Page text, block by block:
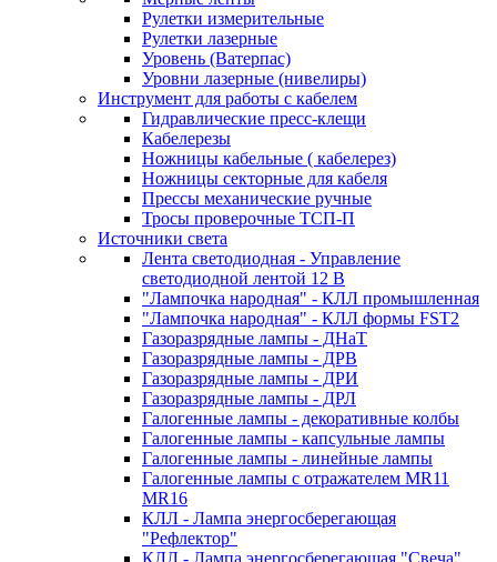
Рулетки измерительные
Рулетки лазерные
Уровень (Ватерпас)
Уровни лазерные (нивелиры)
Инструмент для работы с кабелем
Гидравлические пресс-клещи
Кабелерезы
Ножницы кабельные ( кабелерез)
Ножницы секторные для кабеля
Прессы механические ручные
Тросы проверочные ТСП-П
Источники света
Лента светодиодная - Управление
светодиодной лентой 12 В
"Лампочка народная" - КЛЛ промышленная
"Лампочка народная" - КЛЛ формы FST2
Газоразрядные лампы - ДНаТ
Газоразрядные лампы - ДРВ
Газоразрядные лампы - ДРИ
Газоразрядные лампы - ДРЛ
Галогенные лампы - декоративные колбы
Галогенные лампы - капсульные лампы
Галогенные лампы - линейные лампы
Галогенные лампы с отражателем MR11
MR16
КЛЛ - Лампа энергосберегающая
"Рефлектор"
КЛЛ - Лампа энергосберегающая "Свеча"